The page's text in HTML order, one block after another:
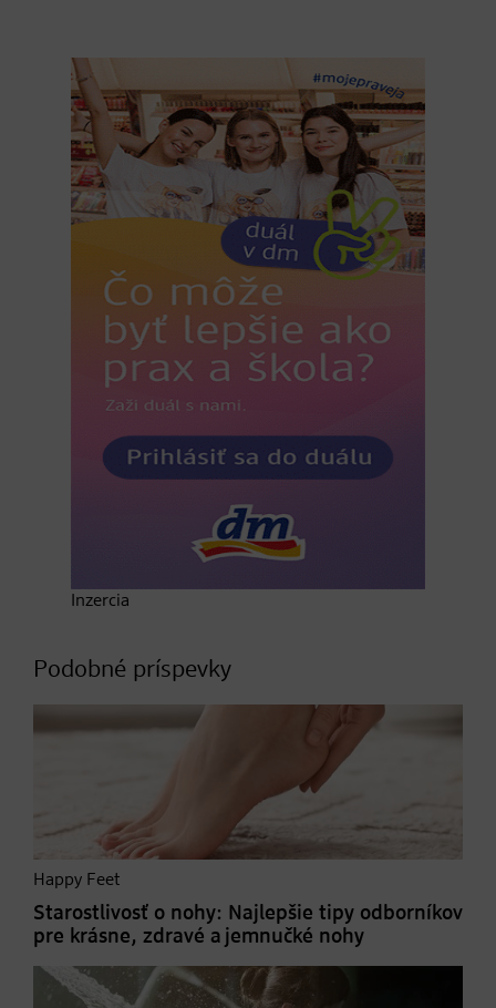
Inzercia
Podobné príspevky
Happy Feet
Starostlivosť o nohy: Najlepšie tipy odborníkov
pre krásne, zdravé a jemnučké nohy